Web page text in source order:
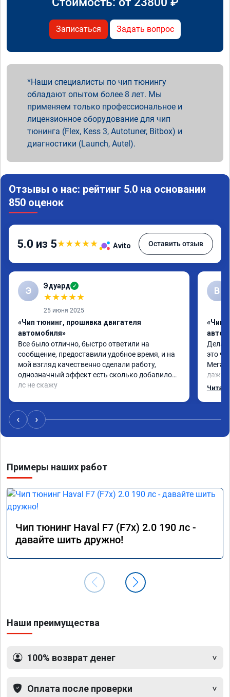
Записаться Задать вопрос
Наши специалисты по чип тюнингу
обладают опытом более 8 лет. Мы
применяем только профессиональное и
лицензионное оборудование для чип
тюнинга (Flex, Kess 3, Autotuner, Bitbox) и
диагностики (Launch, Autel).
Отзывы о нас: рейтинг 5.0 на основании
850 оценок
5.0 из 5★★★★★ Avito Оставить отзыв
Э Эдуард ✓
★★★★★
25 июня 2025
«Чип тюнинг, прошивка двигателя
автомобиля»
Все было отлично, быстро ответили на
сообщение, предоставили удобное время, и на
мой взгляд качественно сделали работу,
однозначный эффект есть сколько добавилось
лс не скажу
В
«Чип
Делал
это
Мега
даже
одно
‹ ›
Примеры наших работ
Чип тюнинг Haval F7 (F7x) 2.0 190 лс -
давайте шить дружно!
Наши преимущества
100% возврат денег
Оплата после проверки